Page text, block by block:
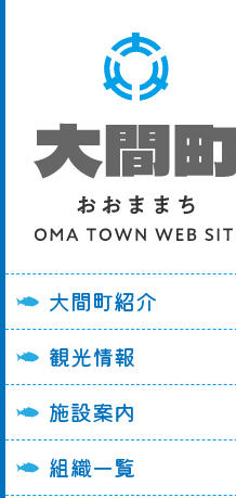
大間町紹介
観光情報
施設案内
組織一覧